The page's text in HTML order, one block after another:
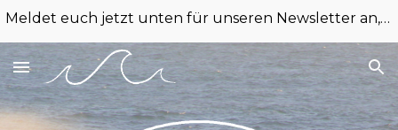
Meldet euch jetzt unten für unseren Newsletter an, um keine Termine und News mehr zu verpassen!